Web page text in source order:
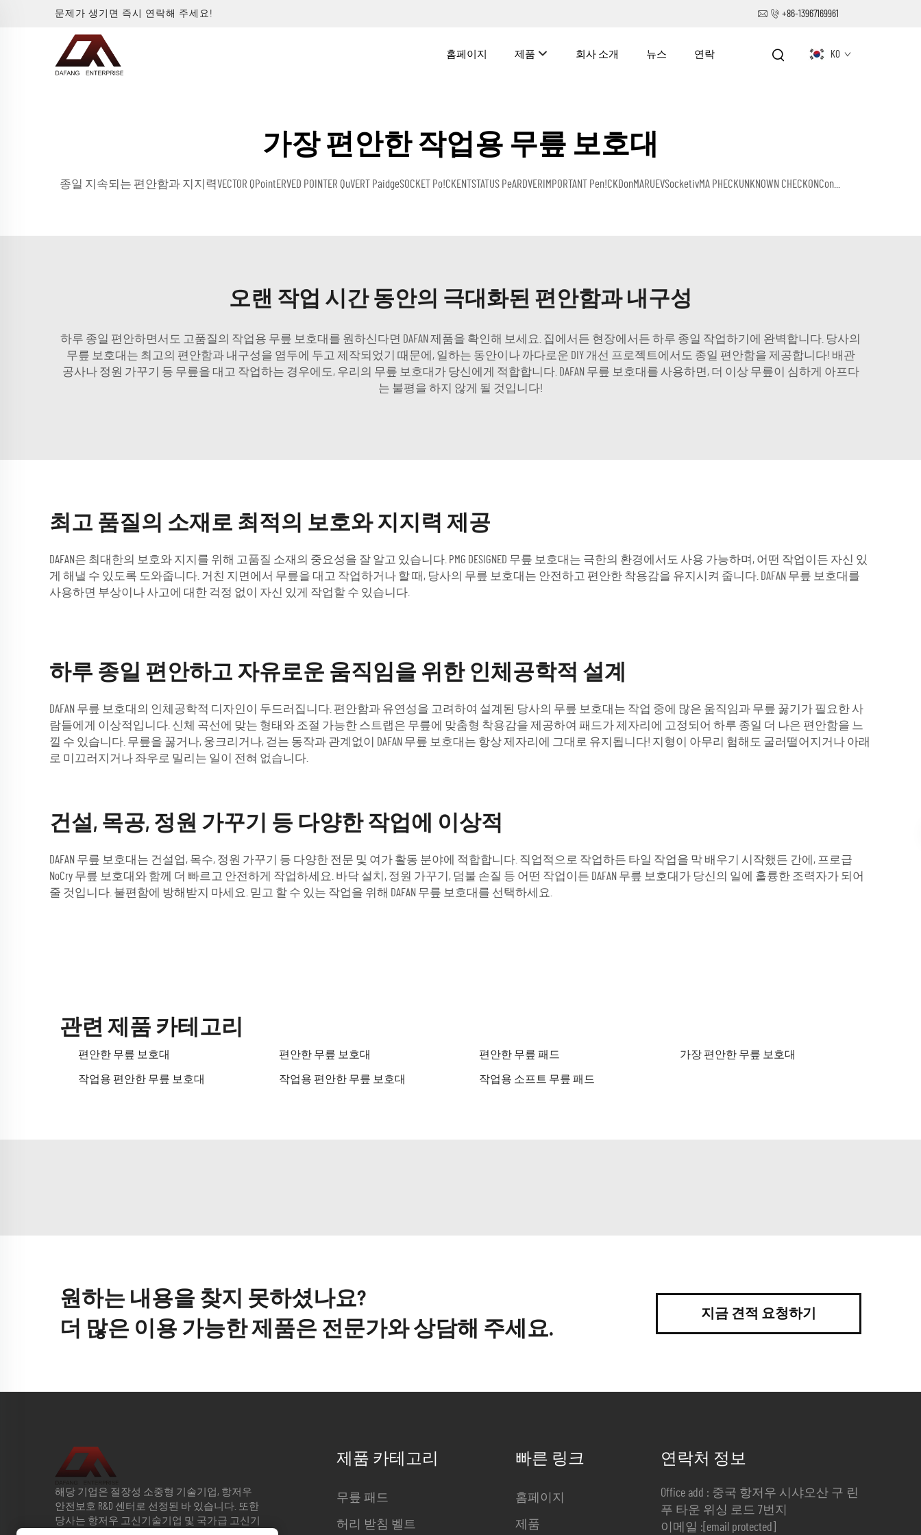
문제가 생기면 즉시 연락해 주세요! +86-13967169961
홈페이지 제품 회사 소개 뉴스 연락 KO
가장 편안한 작업용 무릎 보호대
종일 지속되는 편안함과 지지력VECTOR QPointERVED POINTER QuVERT PaidgeSOCKET Po!CKENTSTATUS PeARDVERIMPORTANT Pen!CKDonMARUEVSocketivMA PHECKUNKNOWN CHECKONCon...
오랜 작업 시간 동안의 극대화된 편안함과 내구성
하루 종일 편안하면서도 고품질의 작업용 무릎 보호대를 원하신다면 DAFAN 제품을 확인해 보세요. 집에서든 현장에서든 하루 종일 작업하기에 완벽합니다. 당사의
무릎 보호대는 최고의 편안함과 내구성을 염두에 두고 제작되었기 때문에, 일하는 동안이나 까다로운 DIY 개선 프로젝트에서도 종일 편안함을 제공합니다! 배관
공사나 정원 가꾸기 등 무릎을 대고 작업하는 경우에도, 우리의 무릎 보호대가 당신에게 적합합니다. DAFAN 무릎 보호대를 사용하면, 더 이상 무릎이 심하게 아프다
는 불평을 하지 않게 될 것입니다!
최고 품질의 소재로 최적의 보호와 지지력 제공
DAFAN은 최대한의 보호와 지지를 위해 고품질 소재의 중요성을 잘 알고 있습니다. PMG DESIGNED 무릎 보호대는 극한의 환경에서도 사용 가능하며, 어떤 작업이든 자신 있
게 해낼 수 있도록 도와줍니다. 거친 지면에서 무릎을 대고 작업하거나 할 때, 당사의 무릎 보호대는 안전하고 편안한 착용감을 유지시켜 줍니다. DAFAN 무릎 보호대를
사용하면 부상이나 사고에 대한 걱정 없이 자신 있게 작업할 수 있습니다.
하루 종일 편안하고 자유로운 움직임을 위한 인체공학적 설계
DAFAN 무릎 보호대의 인체공학적 디자인이 두드러집니다. 편안함과 유연성을 고려하여 설계된 당사의 무릎 보호대는 작업 중에 많은 움직임과 무릎 꿇기가 필요한 사
람들에게 이상적입니다. 신체 곡선에 맞는 형태와 조절 가능한 스트랩은 무릎에 맞춤형 착용감을 제공하여 패드가 제자리에 고정되어 하루 종일 더 나은 편안함을 느
낄 수 있습니다. 무릎을 꿇거나, 웅크리거나, 걷는 동작과 관계없이 DAFAN 무릎 보호대는 항상 제자리에 그대로 유지됩니다! 지형이 아무리 험해도 굴러떨어지거나 아래
로 미끄러지거나 좌우로 밀리는 일이 전혀 없습니다.
건설, 목공, 정원 가꾸기 등 다양한 작업에 이상적
DAFAN 무릎 보호대는 건설업, 목수, 정원 가꾸기 등 다양한 전문 및 여가 활동 분야에 적합합니다. 직업적으로 작업하든 타일 작업을 막 배우기 시작했든 간에, 프로급
NoCry 무릎 보호대와 함께 더 빠르고 안전하게 작업하세요. 바닥 설치, 정원 가꾸기, 덤불 손질 등 어떤 작업이든 DAFAN 무릎 보호대가 당신의 일에 훌륭한 조력자가 되어
줄 것입니다. 불편함에 방해받지 마세요. 믿고 할 수 있는 작업을 위해 DAFAN 무릎 보호대를 선택하세요.
관련 제품 카테고리
편안한 무릎 보호대 편안한 무릎 보호대 편안한 무릎 패드 가장 편안한 무릎 보호대
작업용 편안한 무릎 보호대 작업용 편안한 무릎 보호대 작업용 소프트 무릎 패드
원하는 내용을 찾지 못하셨나요?
더 많은 이용 가능한 제품은 전문가와 상담해 주세요.
지금 견적 요청하기
해당 기업은 절장성 소중형 기술기업, 항저우
안전보호 R&D 센터로 선정된 바 있습니다. 또한
당사는 항저우 고신기술기업 및 국가급 고신기
제품 카테고리
무릎 패드
허리 받침 벨트
빠른 링크
홈페이지
제품
연락처 정보
Office add : 중국 항저우 시샤오산 구 린
푸 타운 위싱 로드 7번지
이메일 : [email protected]